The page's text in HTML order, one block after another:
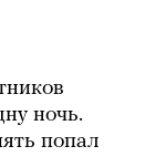
ночь.
попал